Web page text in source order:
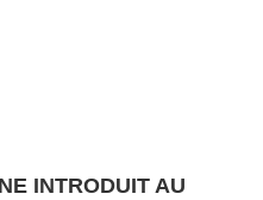
INTRODUIT AU